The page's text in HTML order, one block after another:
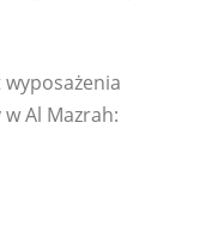
wyposażenia
Al Mazrah: